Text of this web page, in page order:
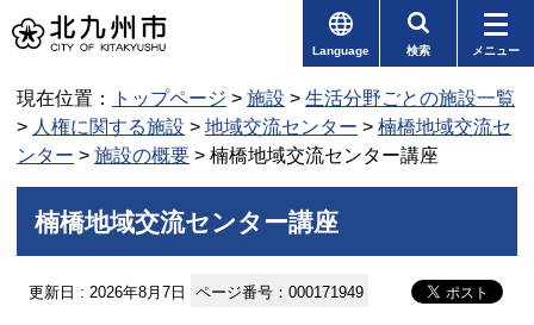
Language 検索 メニュー
現在位置： トップページ > 施設 > 生活分野ごとの施設一覧
> 人権に関する施設 > 地域交流センター > 楠橋地域交流セ
ンター > 施設の概要 > 楠橋地域交流センター講座
楠橋地域交流センター講座
更新日 : 2026年8月7日 ページ番号：000171949